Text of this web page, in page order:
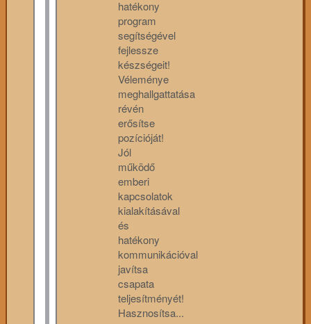
hatékony
program
segítségével
fejlessze
készségeit!
Véleménye
meghallgattatása
révén
erősítse
pozícióját!
Jól
működő
emberi
kapcsolatok
kialakításával
és
hatékony
kommunikációval
javítsa
csapata
teljesítményét!
Hasznosítsa...